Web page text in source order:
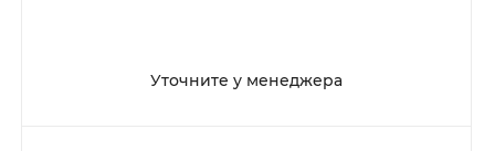
Уточните у менеджера